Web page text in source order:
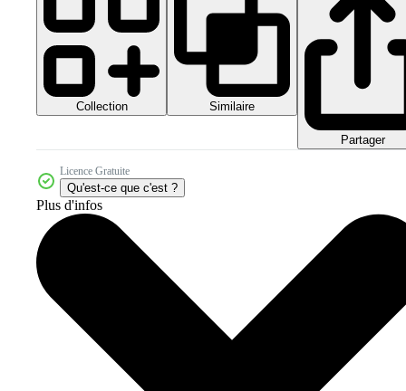
Collection Similaire
Partager
Licence Gratuite
Qu'est-ce que c'est ?
Plus d'infos